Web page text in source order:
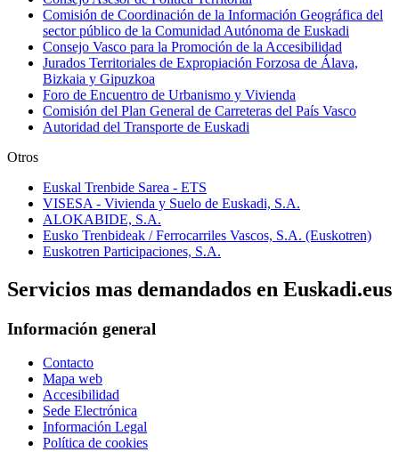
Comisión de Coordinación de la Información Geográfica del
sector público de la Comunidad Autónoma de Euskadi
Consejo Vasco para la Promoción de la Accesibilidad
Jurados Territoriales de Expropiación Forzosa de Álava,
Bizkaia y Gipuzkoa
Foro de Encuentro de Urbanismo y Vivienda
Comisión del Plan General de Carreteras del País Vasco
Autoridad del Transporte de Euskadi
Otros
Euskal Trenbide Sarea - ETS
VISESA - Vivienda y Suelo de Euskadi, S.A.
ALOKABIDE, S.A.
Eusko Trenbideak / Ferrocarriles Vascos, S.A. (Euskotren)
Euskotren Participaciones, S.A.
Servicios mas demandados en Euskadi.eus
Información general
Contacto
Mapa web
Accesibilidad
Sede Electrónica
Información Legal
Política de cookies